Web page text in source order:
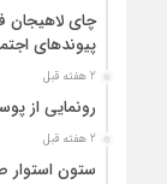
چای لاهیجان
پیوندهای
2 هفته قبل
رونمایی از
2 هفته قبل
ستون استوار